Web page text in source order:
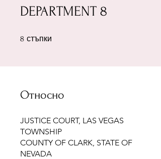
DEPARTMENT 8
8 стъпки
Относно
JUSTICE COURT, LAS VEGAS
TOWNSHIP
COUNTY OF CLARK, STATE OF
NEVADA